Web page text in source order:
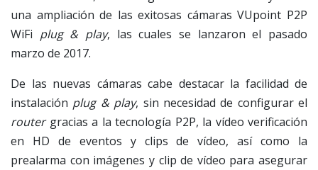
una ampliación de las exitosas cámaras VUpoint P2P
WiFi plug & play, las cuales se lanzaron el pasado
marzo de 2017.
De las nuevas cámaras cabe destacar la facilidad de
instalación plug & play, sin necesidad de configurar el
routergracias a la tecnología P2P, la vídeo verificación
en HD de eventos y clips de vídeo, así como la
prealarma con imágenes y clip de vídeo para asegurar